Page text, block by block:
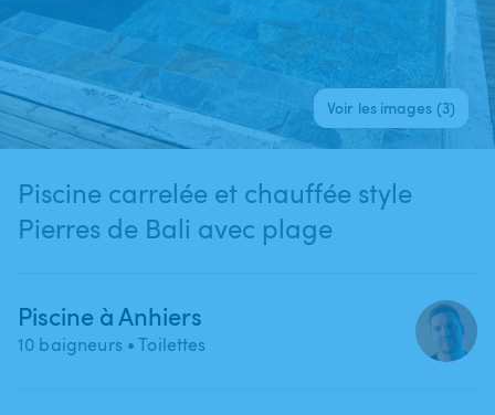
Voir les images (3)
Piscine carrelée et chauffée style
Pierres de Bali avec plage
Piscine à Anhiers
10 baigneurs • Toilettes